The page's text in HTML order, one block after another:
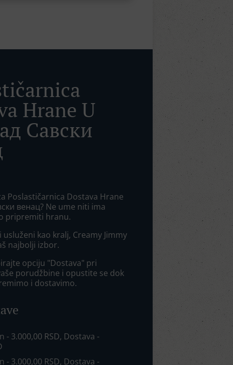
Hrane U
Савски
Poslastičarnica Dostava Hrane
венац? Ne ume niti ima
pripremiti hranu.
usluženi kao kralj, Creamy Jimmy
najbolji izbor.
opciju "Dostava" pri
porudžbine i opustite se dok
i dostavimo.
- 3.000,00 RSD, Dostava -
- 3.000,00 RSD, Dostava -